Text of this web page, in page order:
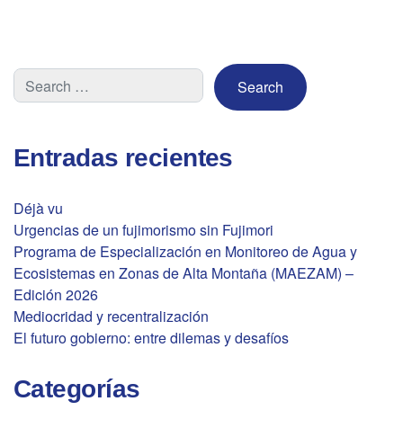
Entradas recientes
Déjà vu
Urgencias de un fujimorismo sin Fujimori
Programa de Especialización en Monitoreo de Agua y
Ecosistemas en Zonas de Alta Montaña (MAEZAM) –
Edición 2026
Mediocridad y recentralización
El futuro gobierno: entre dilemas y desafíos
Categorías